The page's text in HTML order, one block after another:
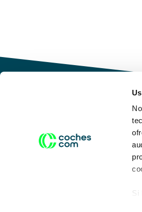
Si
Conduce tu futuro,
desata tu movilidad